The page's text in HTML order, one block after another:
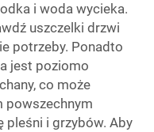
i woda wycieka.
uszczelki drzwi
potrzeby. Ponadto
jest poziomo
co może
powszechnym
pleśni i grzybów. Aby